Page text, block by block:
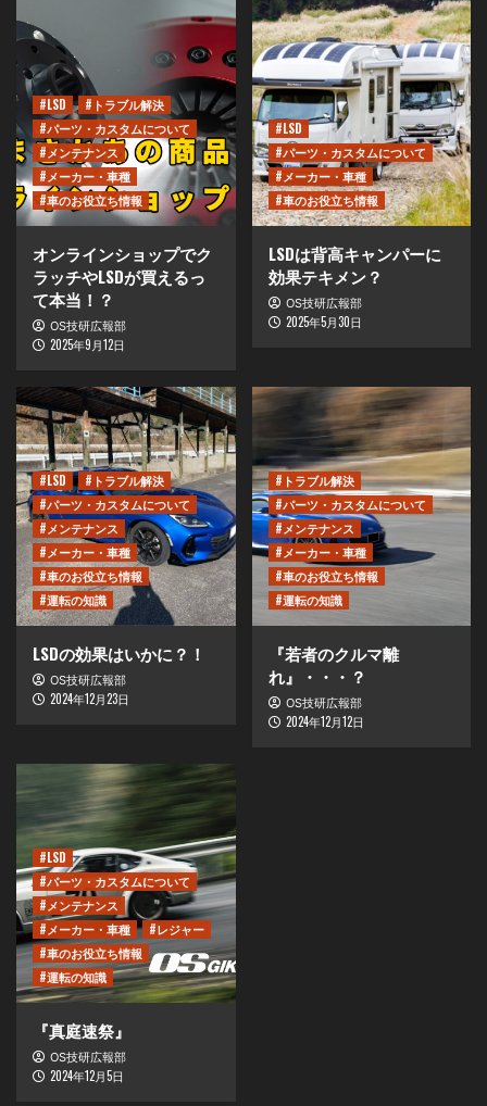
#LSD
#トラブル解決
#パーツ・カスタムについて
#メンテナンス
#メーカー・車種
#車のお役立ち情報
オンラインショップでク
ラッチやLSDが買えるっ
て本当！？
OS技研広報部
2025年9月12日
#LSD
#パーツ・カスタムについて
#メーカー・車種
#車のお役立ち情報
LSDは背高キャンパーに
効果テキメン？
OS技研広報部
2025年5月30日
#LSD
#トラブル解決
#パーツ・カスタムについて
#メンテナンス
#メーカー・車種
#車のお役立ち情報
#運転の知識
LSDの効果はいかに？！
OS技研広報部
2024年12月23日
#トラブル解決
#パーツ・カスタムについて
#メンテナンス
#メーカー・車種
#車のお役立ち情報
#運転の知識
『若者のクルマ離
れ』・・・？
OS技研広報部
2024年12月12日
#LSD
#パーツ・カスタムについて
#メンテナンス
#メーカー・車種
#レジャー
#車のお役立ち情報
#運転の知識
『真庭速祭』
OS技研広報部
2024年12月5日